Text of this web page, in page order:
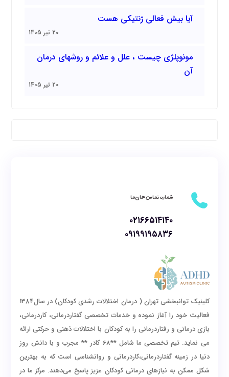
آیا بیش فعالی ژنتیکی هست
20 تیر 1405
مونوپلژی چیست ، علل و علائم و روشهای درمان
آن
20 تیر 1405
شماره تماس های ما
۰۲۱۶۶۵۱۴۱۴۰
۰۹۱۹۹۱۹۵۸۳۶
کلینیک توانبخشی تهران ( درمان اختلالات رشدی کودکان) در سال1384
فعالیت خود را آغاز نموده و خدمات تخصصی گفتاردرمانی، کاردرمانی،
بازی درمانی و رفتاردرمانی را به کودکان با اختلالات ذهنی و حرکتی ارائه
می نماید. تیم تخصصی ما شامل **68 کادر ** مجرب و با دانش روز
دنیا در زمینه گفتاردرمانی،کاردرمانی و روانشناسی است که به بهترین
شکل ممکن به نیازهای درمانی کودکان عزیز پاسخ می‌دهند. مرکز ما در